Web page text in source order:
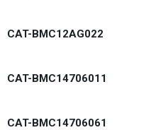
CAT-BMC12AG022
CAT-BMC14706011
CAT-BMC14706061